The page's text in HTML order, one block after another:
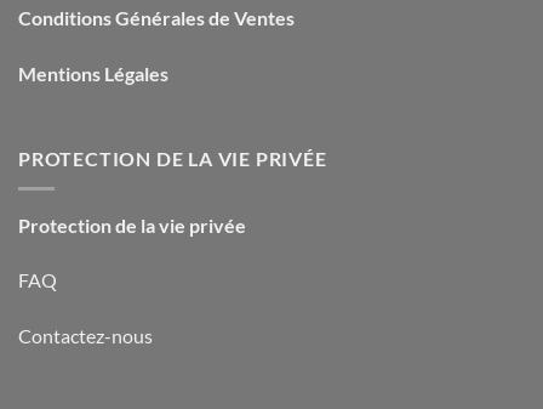
Conditions Générales de Ventes
Mentions Légales
PROTECTION DE LA VIE PRIVÉE
Protection de la vie privée
FAQ
Contactez-nous